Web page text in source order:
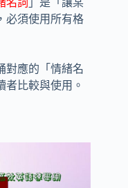
名詞 」是「讓某
必須使用所有格
對應的「情緒名
者比較與使用。